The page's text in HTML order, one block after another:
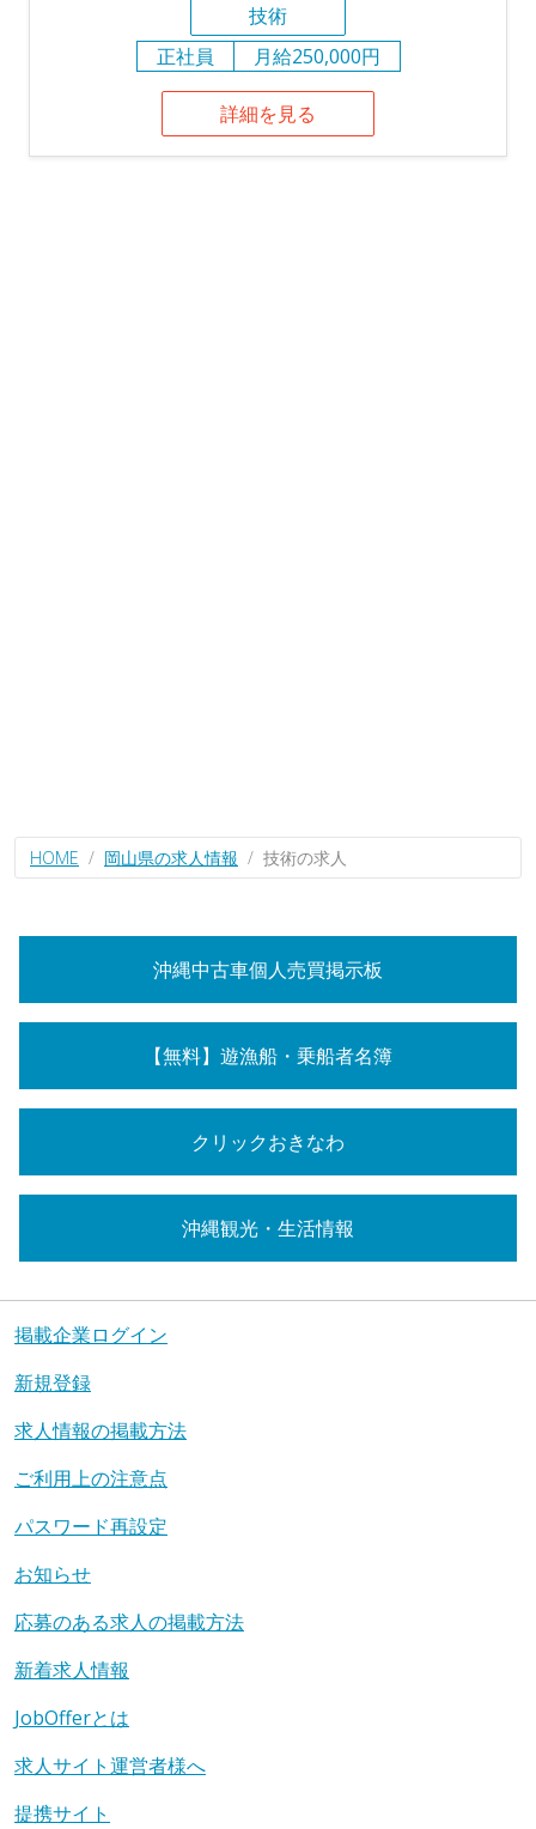
技術
正社員
月給250,000円
詳細を見る
HOME 岡山県の求人情報 技術の求人
沖縄中古車個人売買掲示板
【無料】遊漁船・乗船者名簿
クリックおきなわ
沖縄観光・生活情報
掲載企業ログイン
新規登録
求人情報の掲載方法
ご利用上の注意点
パスワード再設定
お知らせ
応募のある求人の掲載方法
新着求人情報
JobOfferとは
求人サイト運営者様へ
提携サイト